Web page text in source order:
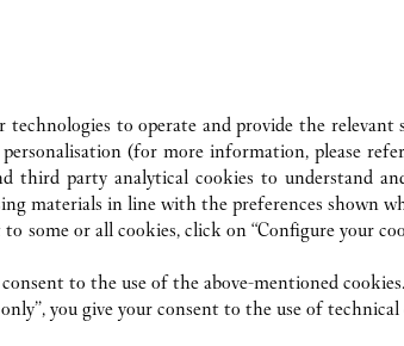
エ ブティックでは、お客様のカルテ
technologies to operate and provide the relevant
personalisation (for more information, please
third party analytical cookies to understand
materials in line with the preferences shown
some or all cookies, click on “Configure your
to the use of the above-mentioned cookies.
you give your consent to the use of technical